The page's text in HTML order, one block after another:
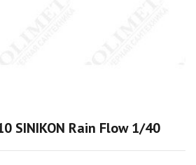
SINIKON Rain Flow 1/40